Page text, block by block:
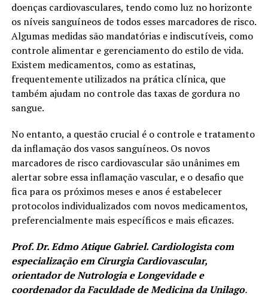
doenças cardiovasculares, tendo como luz no horizonte
os níveis sanguíneos de todos esses marcadores de risco.
Algumas medidas são mandatórias e indiscutíveis, como
controle alimentar e gerenciamento do estilo de vida.
Existem medicamentos, como as estatinas,
frequentemente utilizados na prática clínica, que
também ajudam no controle das taxas de gordura no
sangue.
No entanto, a questão crucial é o controle e tratamento
da inflamação dos vasos sanguíneos. Os novos
marcadores de risco cardiovascular são unânimes em
alertar sobre essa inflamação vascular, e o desafio que
fica para os próximos meses e anos é estabelecer
protocolos individualizados com novos medicamentos,
preferencialmente mais específicos e mais eficazes.
Prof. Dr. Edmo Atique Gabriel. Cardiologista com
especialização em Cirurgia Cardiovascular,
orientador de Nutrologia e Longevidade e
coordenador da Faculdade de Medicina da Unilago.